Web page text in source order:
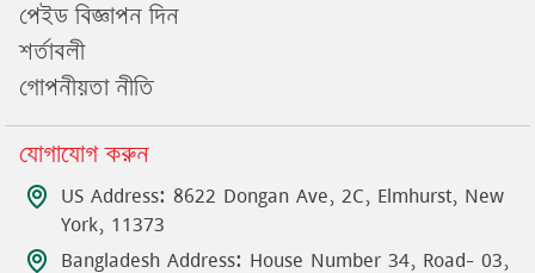
পেইড বিজ্ঞাপন দিন
শর্তাবলী
গোপনীয়তা নীতি
যোগাযোগ করুন
US Address: 8622 Dongan Ave, 2C, Elmhurst, New
York, 11373
Bangladesh Address: House Number 34, Road- 03,